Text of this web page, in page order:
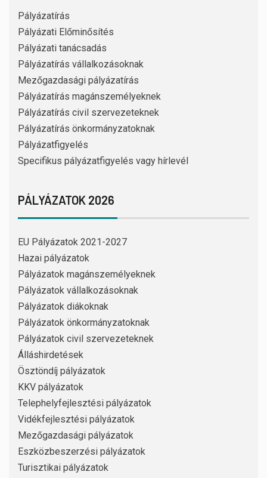
Pályázatírás
Pályázati Előminősítés
Pályázati tanácsadás
Pályázatírás vállalkozásoknak
Mezőgazdasági pályázatírás
Pályázatírás magánszemélyeknek
Pályázatírás civil szervezeteknek
Pályázatírás önkormányzatoknak
Pályázatfigyelés
Specifikus pályázatfigyelés vagy hírlevél
PÁLYÁZATOK 2026
EU Pályázatok 2021-2027
Hazai pályázatok
Pályázatok magánszemélyeknek
Pályázatok vállalkozásoknak
Pályázatok diákoknak
Pályázatok önkormányzatoknak
Pályázatok civil szervezeteknek
Álláshirdetések
Ösztöndíj pályázatok
KKV pályázatok
Telephelyfejlesztési pályázatok
Vidékfejlesztési pályázatok
Mezőgazdasági pályázatok
Eszközbeszerzési pályázatok
Turisztikai pályázatok